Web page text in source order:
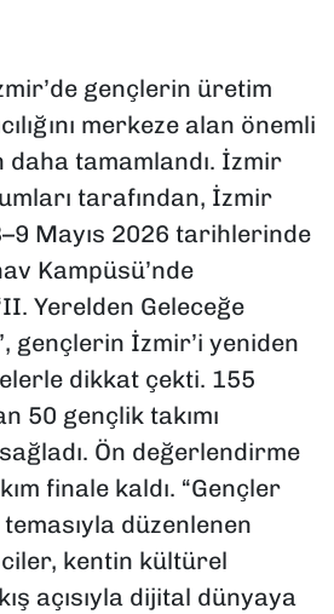
gençlerin üretim
merkeze alan önemli
tamamlandı. İzmir
tarafından, İzmir
Mayıs 2026 tarihlerinde
Kampüsü’nde
Yerelden Geleceğe
gençlerin İzmir’i yeniden
dikkat çekti. 155
50 gençlik takımı
Ön değerlendirme
finale kaldı. “Gençler
temasıyla düzenlenen
kentin kültürel
açısıyla dijital dünyaya